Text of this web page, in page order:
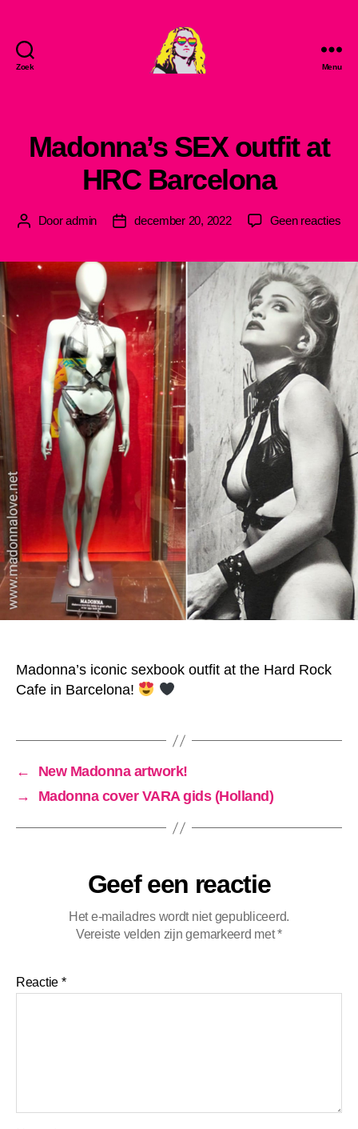
Zoek Menu
Madonna’s SEX outfit at
HRC Barcelona
Berichtauteur
Dooradmin Berichtdatum
december 20, 2022 Geen reactiesop
Madonna’s iconic sexbook outfit at the Hard Rock
Cafe in Barcelona!
←
New Madonna artwork!
→
Madonna cover VARA gids (Holland)
Geef een reactie
Het e-mailadres wordt niet gepubliceerd.
Vereiste velden zijn gemarkeerd met*
Reactie *